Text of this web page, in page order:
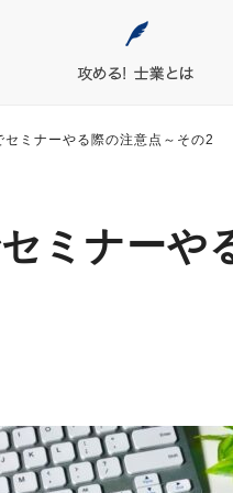
ミナーやる際の注意点～その2
ミナーや